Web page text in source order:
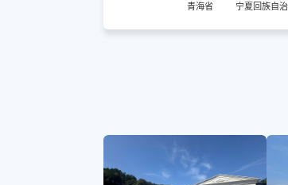
青海省 宁夏回族自